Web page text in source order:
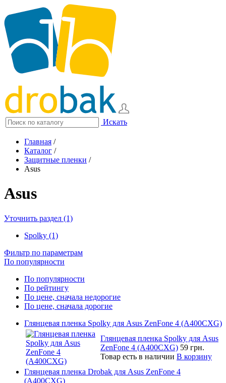
Искать
Главная /
Каталог /
Защитные пленки /
Asus
Asus
Уточнить раздел (1)
Spolky (1)
Фильтр по параметрам
По популярности
По популярности
По рейтингу
По цене, сначала недорогие
По цене, сначала дорогие
Глянцевая пленка Spolky для Asus ZenFone 4 (A400CXG)
Глянцевая пленка Spolky для Asus
ZenFone 4 (A400CXG) 59 грн.
Товар есть в наличии В корзину
Глянцевая пленка Drobak для Asus ZenFone 4
(A400CXG)